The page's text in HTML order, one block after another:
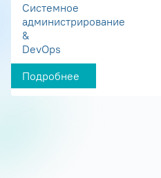
Системное
администрирование
&
DevOps
Подробнее